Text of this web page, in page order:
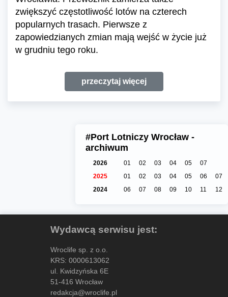
zwiększyć częstotliwość lotów na czterech
popularnych trasach. Pierwsze z
zapowiedzianych zmian mają wejść w życie już
w grudniu tego roku.
przeczytaj więcej
#Port Lotniczy Wrocław -
archiwum
2026 01 02 03 04 05
07
2025
01 02 03 04 05 06
07
2024
06 07 08 09 10 11 12
Wydawcą serwisu jest:
Wroclife sp. z o.o.
KRS: 0000613062
ul. Kwidzyńska 6E
51-416 Wrocław
redakcja@wroclife.pl